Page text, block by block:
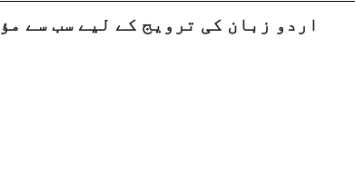
4. : اردو زبان کی ترویج کے لیے سب سے